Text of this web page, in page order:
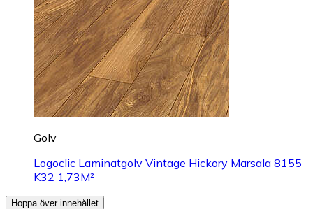
Golv
Logoclic Laminatgolv Vintage Hickory Marsala 8155
K32 1,73M²
Hoppa över innehållet